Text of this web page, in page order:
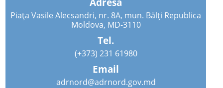
Piața Vasile Alecsandri, nr. 8A, mun. Bălți Republica
Moldova, MD-3110
Tel.
(+373) 231 61980
Email
adrnord@adrnord.gov.md